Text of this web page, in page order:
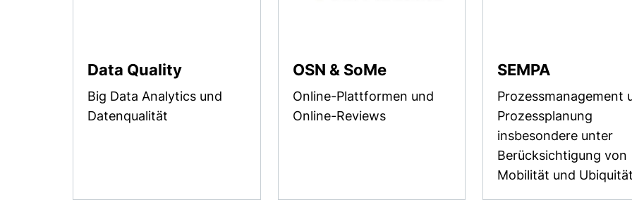
Data Quality
Big Data Analytics und
Datenqualität
OSN & SoMe
Online-Plattformen und
Online-Reviews
SEMPA
Prozessmanagement
Prozessplanung
insbesondere unter
Berücksichtigung von
Mobilität und Ubiquität